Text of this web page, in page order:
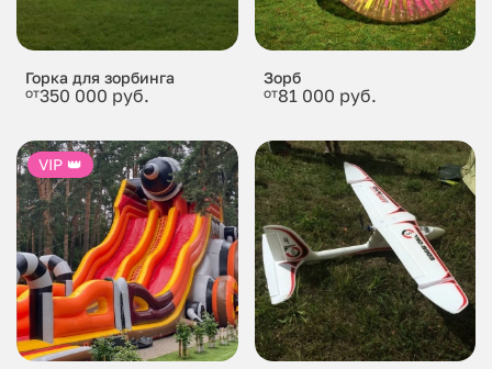
Горка для зорбинга
от350 000 руб.
Зорб
от81 000 руб.
VIP 👑